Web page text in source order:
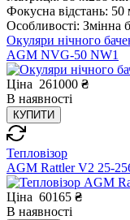
Фокусна відстань: 50
Особливості: Змінна
Окуляри нічного
AGM NVG-50 NW1
Ціна 261000 ₴
В наявності
КУПИТИ
Тепловізор
AGM Rattler V2 25-
Ціна 60165 ₴
В наявності